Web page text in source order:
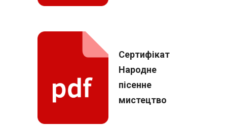
Сертифікат
Народне
пісенне
мистецтво